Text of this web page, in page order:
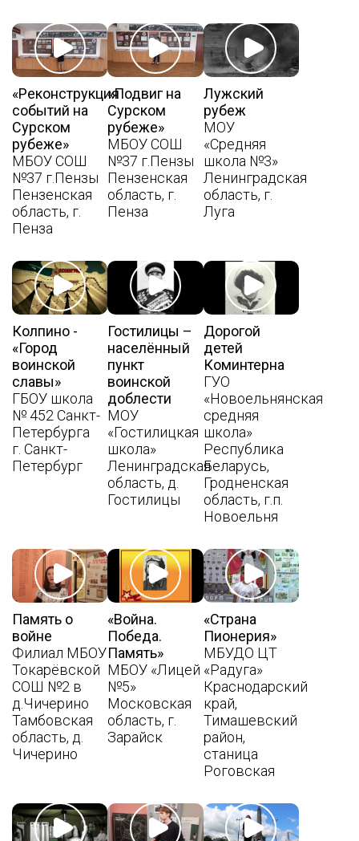
«Реконструкция
событий на
Сурском
рубеже»
МБОУ СОШ
№37 г.Пензы
Пензенская
область, г.
Пенза
«Подвиг на
Сурском
рубеже»
МБОУ СОШ
№37 г.Пензы
Пензенская
область, г.
Пенза
Лужский
рубеж
МОУ
«Средняя
школа №3»
Ленинградская
область, г.
Луга
Колпино -
«Город
воинской
славы»
ГБОУ школа
№ 452 Санкт-
Петербурга
г. Санкт-
Петербург
Гостилицы –
населённый
пункт
воинской
доблести
МОУ
«Гостилицкая
школа»
Ленинградская
область, д.
Гостилицы
Дорогой
детей
Коминтерна
ГУО
«Новоельнянская
средняя
школа»
Республика
Беларусь,
Гродненская
область, г.п.
Новоельня
Память о
войне
Филиал МБОУ
Токарёвской
СОШ №2 в
д.Чичерино
Тамбовская
область, д.
Чичерино
«Война.
Победа.
Память»
МБОУ «Лицей
№5»
Московская
область, г.
Зарайск
«Страна
Пионерия»
МБУДО ЦТ
«Радуга»
Краснодарский
край,
Тимашевский
район,
станица
Роговская